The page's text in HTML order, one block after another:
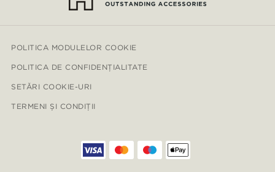
POLITICA MODULELOR COOKIE
POLITICA DE CONFIDENȚIALITATE
SETĂRI COOKIE-URI
TERMENI ȘI CONDIȚII